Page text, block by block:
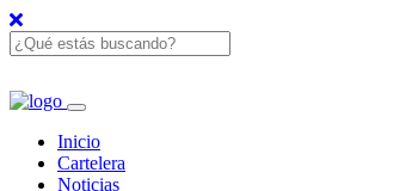
Inicio
Cartelera
Noticias